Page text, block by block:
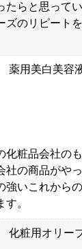
たらと思って
ズのリピート
薬用美白美容
化粧品会社の
社の商品がや
強いこれから
。
粧用オリー